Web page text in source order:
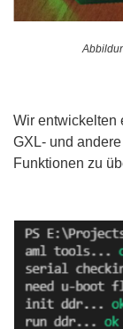
Wir entwickelten
GXL- und
Funktionen zu